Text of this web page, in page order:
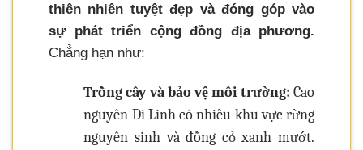
thiên nhiên tuyệt đẹp và đóng góp vào
sự phát triển cộng đồng địa phương.
Chẳng hạn như:
Trồng cây và bảo vệ môi trường: Cao
nguyên Di Linh có nhiều khu vực rừng
nguyên sinh và đồng cỏ xanh mướt.